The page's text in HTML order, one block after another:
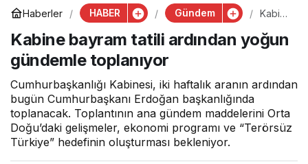
Haberler HABER Gündem
Kabin
bayra
m tatili
yoğun
mle
toplanı
yor
Kabine bayram tatili ardından yoğun
gündemle toplanıyor
Cumhurbaşkanlığı Kabinesi, iki haftalık aranın ardından
bugün Cumhurbaşkanı Erdoğan başkanlığında
toplanacak. Toplantının ana gündem maddelerini Orta
Doğu’daki gelişmeler, ekonomi programı ve “Terörsüz
Türkiye” hedefinin oluşturması bekleniyor.